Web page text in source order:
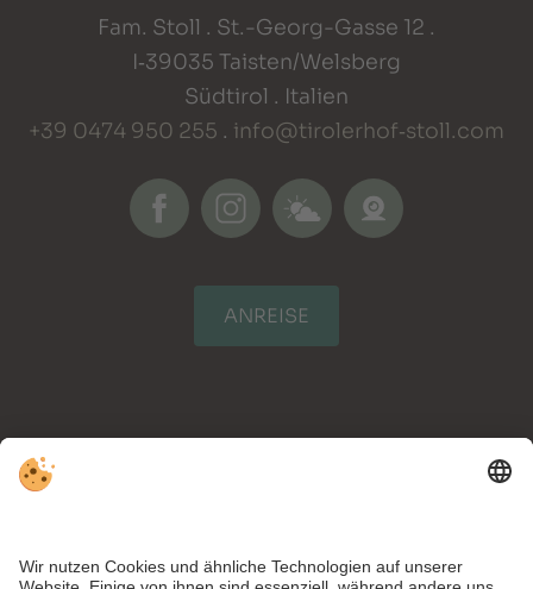
Fam. Stoll . St.-Georg-Gasse 12 .
I‑39035 Taisten/Welsberg
Südtirol . Italien
+39 0474 950 255 . info@tirolerhof‑stoll.com
ANREISE